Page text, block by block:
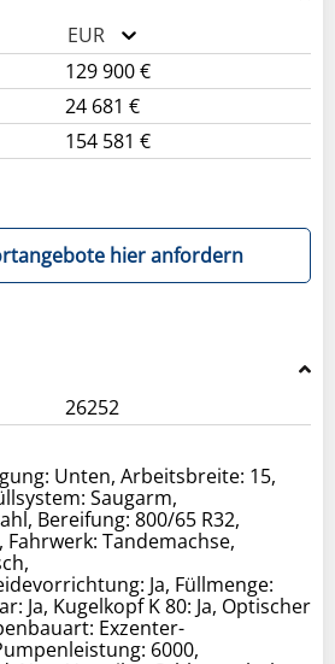
EUR
129 900 €
24 681 €
154 581 €
hier anfordern
26252
Unten, Arbeitsbreite: 15,
Saugarm,
Bereifung: 800/65 R32,
Tandemachse,
Ja, Füllmenge:
Ja, Kugelkopf K 80: Ja, Optischer
Exzenter-
6000,